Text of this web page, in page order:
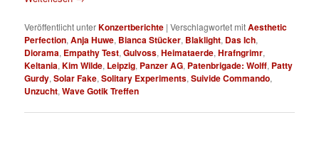
Veröffentlicht unterKonzertberichte |Verschlagwortet mitAesthetic
Perfection,Anja Huwe, Bianca Stücker, Blaklight, Das Ich,
Diorama, Empathy Test,Gulvoss,Heimataerde,Hrafngrimr,
Keltania,Kim Wilde, Leipzig, Panzer AG, Patenbrigade: Wolff, Patty
Gurdy,Solar Fake,Solitary Experiments,Suivide Commando,
Unzucht,Wave Gotik Treffen